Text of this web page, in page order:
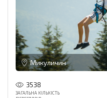
Микуличин
3538
ЗАГАЛЬНА КІЛЬКІСТЬ